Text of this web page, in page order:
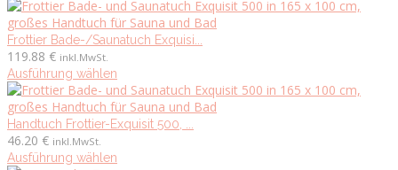
Optionen
können
auf
gewählt
werden
Produkt
weist
mehrere
Die
Optionen
können
Frottier Bade-/Saunatuch Exquisi...
119.88 € inkl.MwSt.
Ausführung wählen
Produkt
weist
mehrere
Handtuch Frottier-Exquisit 500, ...
46.20 € inkl.MwSt.
Ausführung wählen